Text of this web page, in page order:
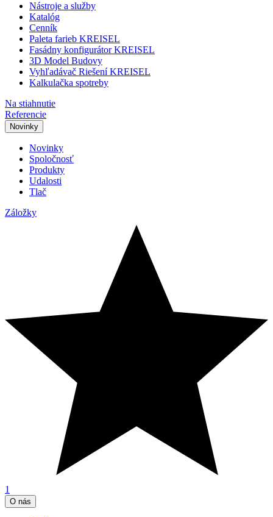
Nástroje a služby
Katalóg
Cenník
Paleta farieb KREISEL
Fasádny konfigurátor KREISEL
3D Model Budovy
Vyhľadávač Riešení KREISEL
Kalkulačka spotreby
Na stiahnutie
Referencie
Novinky
Novinky
Spoločnosť
Produkty
Udalosti
Tlač
Záložky
1
O nás